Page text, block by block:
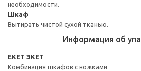
необходимости.
Шкаф
Вытирать чистой сухой тканью.
Информация об
EKET ЭКЕТ
Комбинация шкафов с ножками